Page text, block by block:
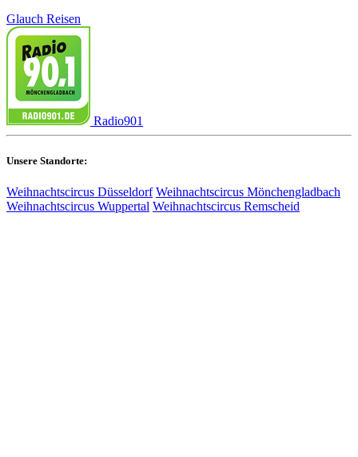
Glauch Reisen
Radio901
Unsere Standorte:
Weihnachtscircus Düsseldorf Weihnachtscircus Mönchengladbach
Weihnachtscircus Wuppertal Weihnachtscircus Remscheid